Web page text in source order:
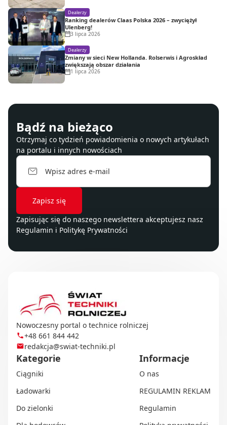
Dealerzy
Ranking dealerów Claas Polska 2026 – zwyciężył
Ulenberg!
3 lipca 2026
Dealerzy
Zmiany w sieci New Hollanda. Rolserwis i Agroskład
zwiększają obszar działania
1 lipca 2026
Bądź na bieżąco
Otrzymaj co tydzień powiadomienia o nowych artykułach
na portalu i innych nowościach
Zapisując się do naszego newslettera akceptujesz nasz
Regulamin i Politykę Prywatności
Nowoczesny portal o technice rolniczej
+48 661 844 442
redakcja@swiat-techniki.pl
Kategorie
Ciągniki
Ładowarki
Do zielonki
Informacje
O nas
REGULAMIN REKLAM
Regulamin